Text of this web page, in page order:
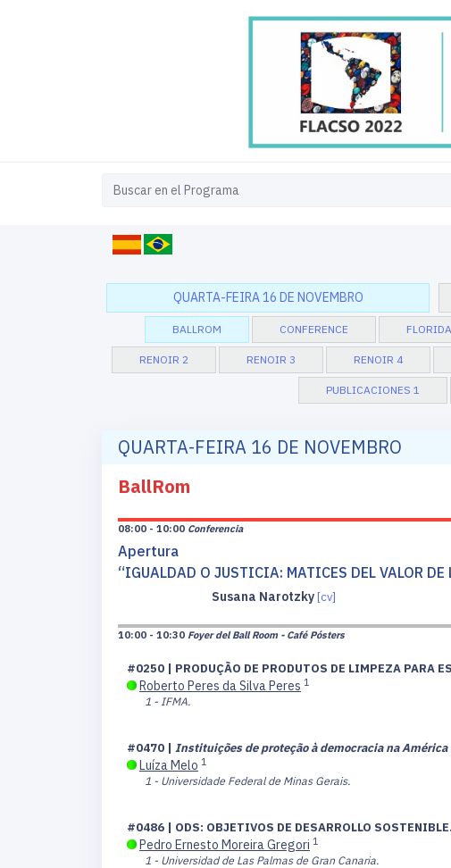
QUARTA-FEIRA 16 DE NOVEMBRO
BALLROM CONFERENCE FLORIDA
RENOIR 2 RENOIR 3 RENOIR 4
PUBLICACIONES 1
QUARTA-FEIRA 16 DE NOVEMBRO
BallRom
08:00 - 10:00 Conferencia
Apertura
“IGUALDAD O JUSTICIA: MATICES DEL VALOR DE
Susana Narotzky[cv]
10:00 - 10:30 Foyer del Ball Room - Café Pósters
#0250 | PRODUÇÃO DE PRODUTOS DE LIMPEZA PARA
Roberto Peres da Silva Peres 1
1 - IFMA.
#0470 | Instituições de proteção à democracia na
Luíza Melo 1
1 - Universidade Federal de Minas Gerais.
#0486 | ODS: OBJETIVOS DE DESARROLLO
Pedro Ernesto Moreira Gregori 1
1 - Universidad de Las Palmas de Gran Canaria.